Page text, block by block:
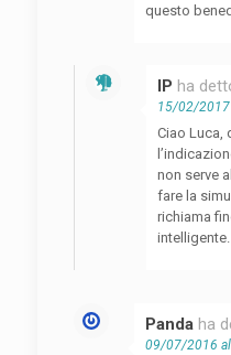
questo
IP ha
15/02/2017
Ciao Luca,
non serve
fare la
richiama
Panda ha
09/07/2016